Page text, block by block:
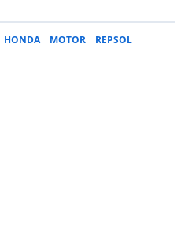
HONDA MOTOR REPSOL